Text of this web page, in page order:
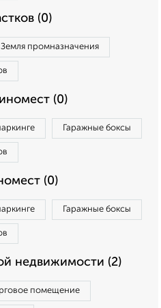
(0)
Земля промназначения
(0)
Гаражные боксы
(0)
Гаражные боксы
недвижимости (2)
помещение